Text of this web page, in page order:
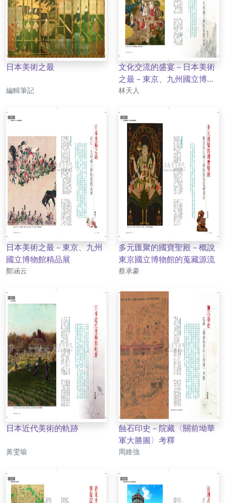
日本美術之最
作者
編輯筆記
文化交流的盛宴－日本美術
之最－東京、九州國立博物
館精品展
作者
林天人
日本美術之最－東京、九州
國立博物館精品展
作者
鄭涵云
多元匯聚的國寶聖殿－概說
東京國立博物館的蒐藏源流
作者
蔡承豪
日本近代美術的軌跡
作者
黃雯瑜
蝕石印史－院藏〈關前坳華
軍大勝圖〉考釋
作者
周維強